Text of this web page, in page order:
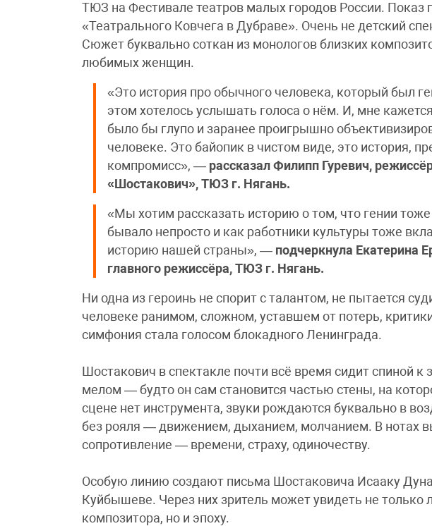
ТЮЗ на Фестивале театров малых городов России. Показ
«Театрального Ковчега в Дубраве». Очень не детский
Сюжет буквально соткан из монологов близких
любимых женщин.
«Это история про обычного человека, который был
этом хотелось услышать голоса о нём. И, мне
было бы глупо и заранее проигрышно
человеке. Это байопик в чистом виде, это история,
компромисс», — рассказал Филипп Гуревич,
«Шостакович», ТЮЗ г. Нягань.
«Мы хотим рассказать историю о том, что гении
бывало непросто и как работники культуры тоже
историю нашей страны», — подчеркнула Екатерина
главного режиссёра, ТЮЗ г. Нягань.
Ни одна из героинь не спорит с талантом, не пытается
человеке ранимом, сложном, уставшем от потерь,
симфония стала голосом блокадного Ленинграда.
Шостакович в спектакле почти всё время сидит спиной к
мелом — будто он сам становится частью стены, на
сцене нет инструмента, звуки рождаются буквально в
без рояля — движением, дыханием, молчанием. В нотах
сопротивление — времени, страху, одиночеству.
Особую линию создают письма Шостаковича Исааку
Куйбышеве. Через них зритель может увидеть не только
композитора, но и эпоху.